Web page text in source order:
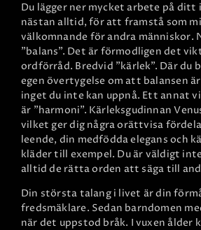
Du lägger ner mycket arbete på
nästan alltid, för att framstå som
välkomnande för andra människor.
"balans". Det är förmodligen det
ordförråd. Bredvid "kärlek". Där du
egen övertygelse om att balansen
inget du inte kan uppnå. Ett annat
är "harmoni". Kärleksgudinnan
vilket ger dig några orättvisa
leende, din medfödda elegans och
kläder till exempel. Du är väldigt
alltid de rätta orden att säga till
Din största talang i livet är din
fredsmäklare. Sedan barndomen
när det uppstod bråk. I vuxen ålder